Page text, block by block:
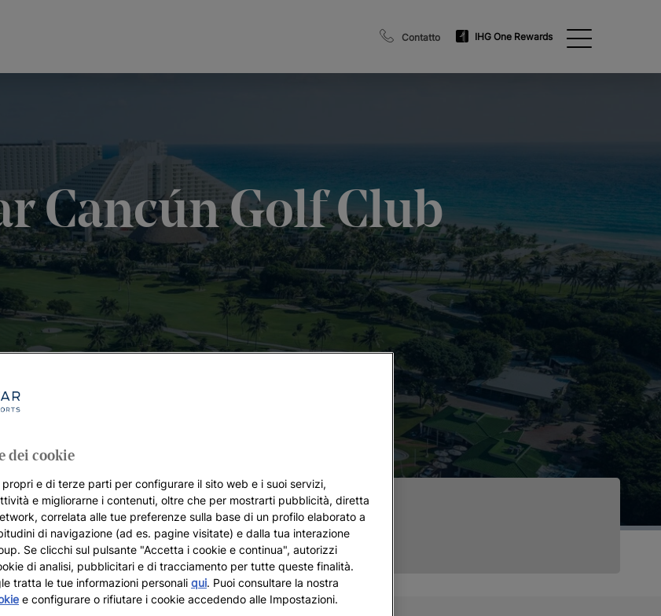
Contatto IHG One Rewards
Cancún Golf Club
dei cookie
e di terze parti per configurare il sito web e i suoi servizi,
e migliorarne i contenuti, oltre che per mostrarti pubblicità, diretta
correlata alle tue preferenze sulla base di un profilo elaborato a
di navigazione (ad es. pagine visitate) e dalla tua interazione
Se clicchi sul pulsante "Accetta i cookie e continua", autorizzi
di analisi, pubblicitari e di tracciamento per tutte queste finalità.
tratta le tue informazioni personali qui. Puoi consultare la nostra
e configurare o rifiutare i cookie accedendo alle Impostazioni.